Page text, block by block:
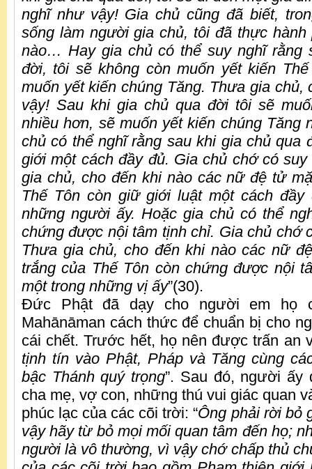
nghĩ như vậy! Gia chủ cũng đã biết,
sống làm người gia chủ, tôi đã thực hành
nào… Hay gia chủ có thể suy nghĩ rằng
đời, tôi sẽ không còn muốn yết kiến
muốn yết kiến chúng Tăng. Thưa gia chủ,
vậy! Sau khi gia chủ qua đời tôi sẽ
nhiều hơn, sẽ muốn yết kiến chúng
chủ có thể nghĩ rằng sau khi gia chủ qua
giới một cách đầy đủ. Gia chủ chớ có
gia chủ, cho đến khi nào các nữ đệ tử
Thế Tôn còn giữ giới luật một cách đầy
những người ấy. Hoặc gia chủ có thể
chứng được nội tâm tịnh chỉ. Gia chủ chớ
Thưa gia chủ, cho đến khi nào các nữ
trắng của Thế Tôn còn chứng được nội
một trong những vị ấy”(30).
Đức Phật đã dạy cho người em họ
Mahānāman cách thức để chuẩn bị cho
cái chết. Trước hết, họ nên được trấn an
tịnh tín vào Phật, Pháp và Tăng cùng
bậc Thánh quý trọng”. Sau đó, người
cha mẹ, vợ con, những thú vui giác quan
phúc lạc của các cõi trời: “Ông phải rời bỏ
vậy hãy từ bỏ mọi mối quan tâm đến họ;
người là vô thường, vì vậy chớ chấp thủ